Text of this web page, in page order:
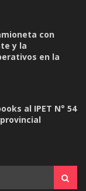
con
y la
en la
al IPET N° 54